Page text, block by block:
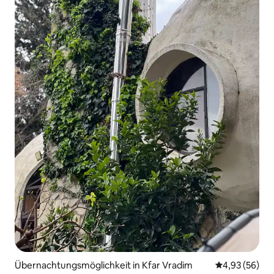
Übernachtungsmöglichkeit in Kfar Vradim
4,93 (56)